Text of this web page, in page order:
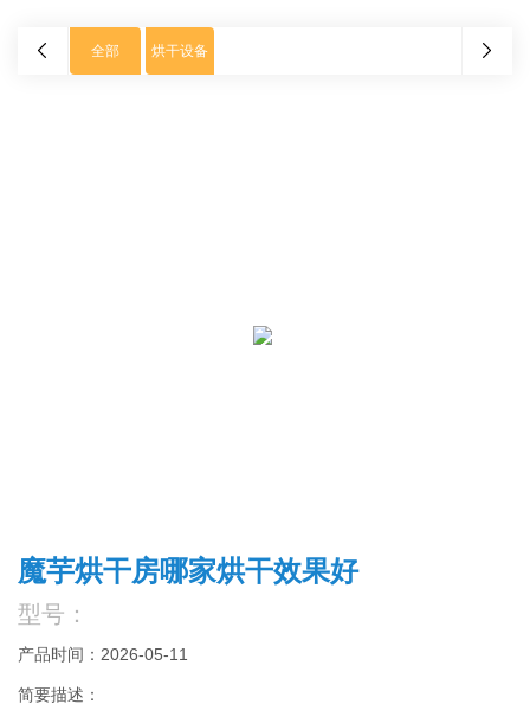
全部 烘干设备
魔芋烘干房哪家烘干效果好
型号：
产品时间：2026-05-11
简要描述：